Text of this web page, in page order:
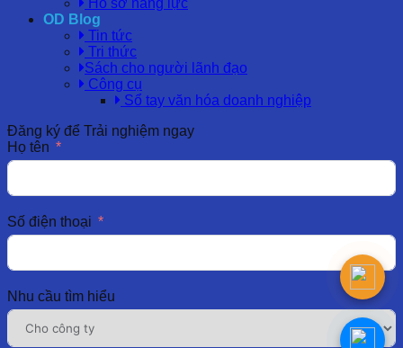
OD Blog
Tin tức
Tri thức
Sách cho người lãnh đạo
Công cụ
Sổ tay văn hóa doanh nghiệp
Đăng ký để Trải nghiệm ngay
Họ tên
Số điện thoại
Nhu cầu tìm hiểu